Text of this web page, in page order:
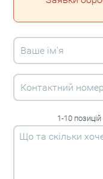
1-10